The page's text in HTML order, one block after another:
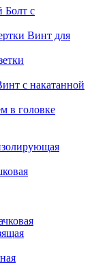
Болт с
Винт для
с накатанной
в головке